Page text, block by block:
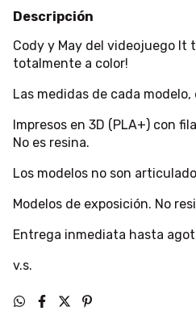
Descripción
Cody y May del videojuego It
totalmente a color!
Las medidas de cada
Impresos en 3D (PLA+) con
No es resina.
Los modelos no son
Modelos de exposición. No
Entrega inmediata hasta
v.s.